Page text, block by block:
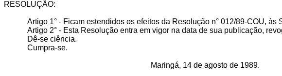
RESOLUÇÃO:
Artigo 1° - Ficam estendidos os efeitos da Resolução n° 012/89-COU, às
Artigo 2° - Esta Resolução entra em vigor na data de sua publicação,
Dê-se ciência.
Cumpra-se.
Maringá, 14 de agosto de 1989.